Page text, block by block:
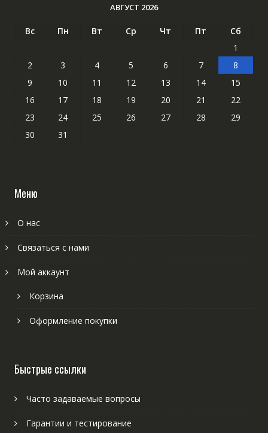
АВГУСТ 2026
Вс Пн Вт Ср Чт Пт
Сб
1
2
3 4 5 6 7
8
9
10 11 12 13 14
15
16
17 18 19 20 21
22
23
24 25 26 27 28
29
30
31
Меню
О нас
Связаться с нами
Мой аккаунт
Корзина
Оформление покупки
Быстрые ссылки
Часто задаваемые вопросы
Гарантии и тестирование